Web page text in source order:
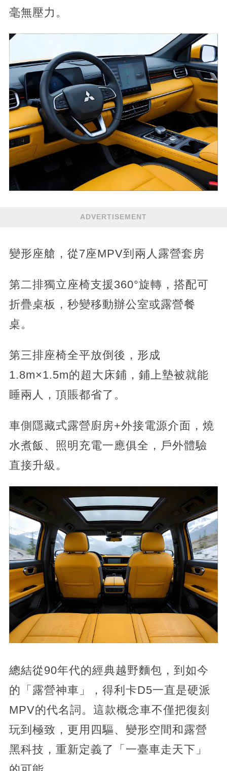
毫無壓力。
ADVERTISEMENT
變形座艙，從7座MPV到兩人露營套房
第二排獨立座椅支援360°旋轉，搭配可
折疊桌板，秒變移動辦公室或露營餐
桌。
第三排座椅全平放倒後，形成
1.8m×1.5m的超大床鋪，鋪上墊被就能
睡兩人，頂賬都省了。
車側隱藏式露營廚房+外接電源介面，燒
水煮飯、照明充電一應俱全，戶外體驗
直接升級。
總結從90年代的經典越野麵包，到如今
的「露營神車」，得利卡D5一直是硬派
MPV的代名詞。這款概念車不僅把復刻
玩到極致，更用四驅、變形空間和露營
黑科技，重新定義了「一臺車走天下」